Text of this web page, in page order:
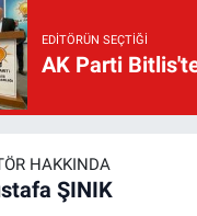
EDITÖRÜN SEÇTIĞI
AK Parti
HAKKINDA
ŞINIK